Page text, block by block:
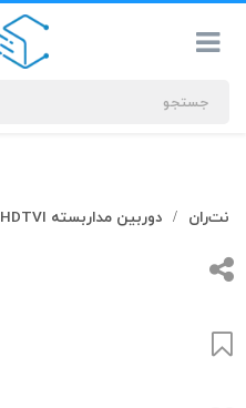
جستجوهای
شما
#کابل شبکه
بیشترین
جستجوهای
نت‌ران / دوربین مداربسته HDTVI